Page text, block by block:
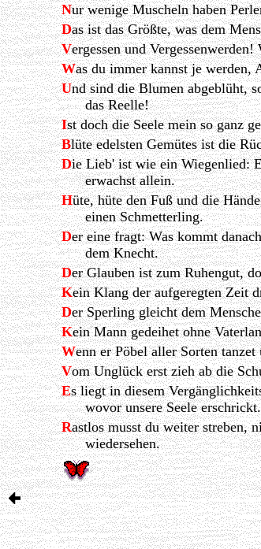
Nur wenige Muscheln haben
Das ist das Größte, was dem
Vergessen und
Was du immer kannst je werden,
Und sind die Blumen abgeblüht,
das Reelle!
Ist doch die Seele mein so ganz
Blüte edelsten Gemütes ist die
Die Lieb' ist wie ein Wiegenlied:
erwachst allein.
Hüte, hüte den Fuß und die
einen Schmetterling.
Der eine fragt: Was kommt
dem Knecht.
Der Glauben ist zum Ruhengut,
Kein Klang der aufgeregten Zeit
Der Sperling gleicht dem
Kein Mann gedeihet ohne
Wenn er Pöbel aller Sorten
Vom Unglück erst zieh ab die
Es liegt in diesem
wovor unsere Seele erschrickt.
Rastlos musst du weiter streben,
wiedersehen.